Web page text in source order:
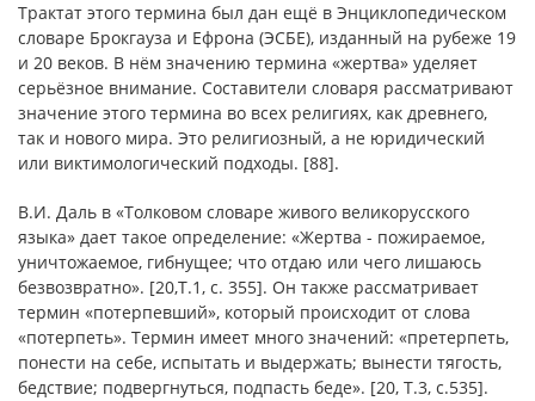
Трактат этого термина был дан ещё в Энциклопедическом
словаре Брокгауза и Ефрона (ЭСБЕ), изданный на рубеже 19
и 20 веков. В нём значению термина «жертва» уделяет
серьёзное внимание. Составители словаря рассматривают
значение этого термина во всех религиях, как древнего,
так и нового мира. Это религиозный, а не юридический
или виктимологический подходы. [88].
В.И. Даль в «Толковом словаре живого великорусского
языка» дает такое определение: «Жертва - пожираемое,
уничтожаемое, гибнущее; что отдаю или чего лишаюсь
безвозвратно». [20,Т.1, c. 355]. Он также рассматривает
термин «потерпевший», который происходит от слова
«потерпеть». Термин имеет много значений: «претерпеть,
понести на себе, испытать и выдержать; вынести тягость,
бедствие; подвергнуться, подпасть беде». [20, Т.3, с.535].